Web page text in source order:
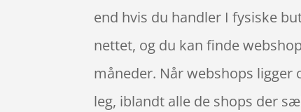
end hvis du handler I fysiske
nettet, og du kan finde
måneder. Når webshops
leg, iblandt alle de shops der